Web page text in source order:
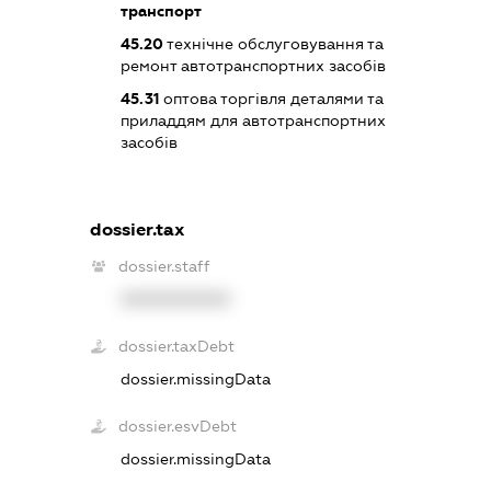
транспорт
45.20технічне обслуговування та
ремонт автотранспортних засобів
45.31 оптова торгівля деталями та
приладдям для автотранспортних
засобів
dossier.tax
dossier.staff
dossier.taxDebt
dossier.missingData
dossier.esvDebt
dossier.missingData